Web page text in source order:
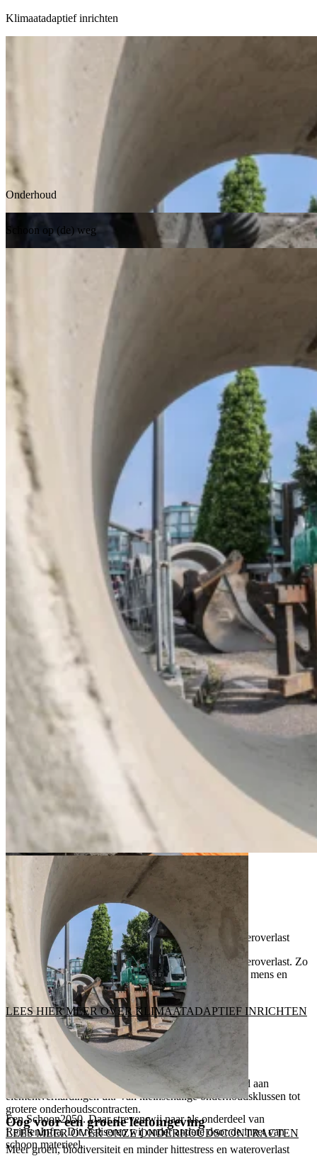
Klimaatadaptief inrichten
Oog voor een groene leefomgeving
Meer groen, biodiversiteit en minder hittestress en wateroverlast
Meer groen, biodiversiteit en minder hittestress en wateroverlast. Zo
maken we een gezonde leefomgeving met ruimte voor mens en
natuur.
LEES HIER MEER OVER KLIMAATADAPTIEF INRICHTEN
Onderhoud
Voor diverse opdrachtgevers voeren wij het onderhoud aan
elementverhardingen uit. Van kleinschalige onderhoudsklussen tot
grotere onderhoudscontracten.
LEES MEER OVER ONZE ONDERHOUDSCONTRACTEN
Schoon op (de) weg
Een Schoon2050. Daar streven wij naar als onderdeel van
ReintenInfra. Dit realiseren wij onder andere door de inzet van
schoon materieel.
Oog voor een groene leefomgeving
Meer groen, biodiversiteit en minder hittestress en wateroverlast